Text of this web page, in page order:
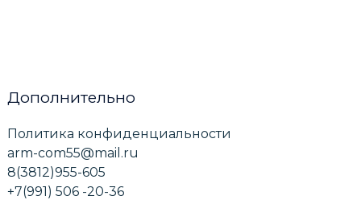
Дополнительно
Политика конфиденциальности
arm-com55@mail.ru
8(3812)955-605
+7(991) 506 -20-36